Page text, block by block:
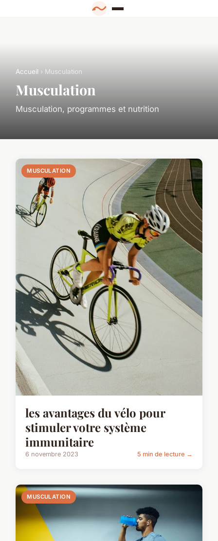
Accueil › Musculation
Musculation
Musculation, programmes et nutrition
MUSCULATION
les avantages du vélo pour
stimuler votre système
immunitaire
6 novembre 2023 5 min de lecture →
MUSCULATION